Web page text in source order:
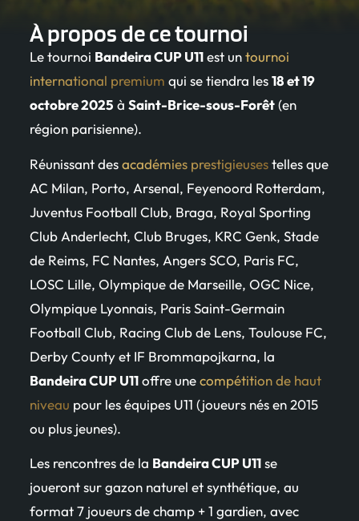
À propos de ce tournoi
Le tournoi Bandeira CUP U11est untournoi
international premium qui se tiendra les18 et 19
octobre 2025 à Saint-Brice-sous-Forêt(en
région parisienne).
Réunissant desacadémies prestigieusestelles que
AC Milan, Porto, Arsenal, Feyenoord Rotterdam,
Juventus Football Club, Braga, Royal Sporting
Club Anderlecht, Club Bruges, KRC Genk, Stade
de Reims, FC Nantes, Angers SCO, Paris FC,
LOSC Lille, Olympique de Marseille, OGC Nice,
Olympique Lyonnais, Paris Saint-Germain
Football Club, Racing Club de Lens, Toulouse FC,
Derby County et IF Brommapojkarna, la
Bandeira CUP U11offre unecompétition de haut
niveau pour les équipes U11 (joueurs nés en 2015
ou plus jeunes).
Les rencontres de la Bandeira CUP U11se
joueront sur gazon naturel et synthétique, au
format 7 joueurs de champ + 1 gardien, avec